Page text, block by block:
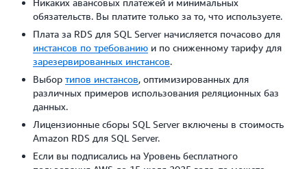
Никаких авансовых платежей и минимальных
обязательств. Вы платите только за то, что используете.
Плата за RDS для SQL Server начисляется почасово для
инстансов по требованию и по сниженному тарифу для
зарезервированных инстансов.
Выбор типов инстансов, оптимизированных для
различных примеров использования реляционных баз
данных.
Лицензионные сборы SQL Server включены в стоимость
Amazon RDS для SQL Server.
Если вы подписались на Уровень бесплатного